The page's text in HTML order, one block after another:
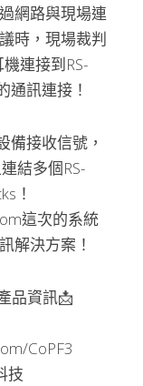
網路與現場連
時，現場裁判
連接到RS-
通訊連接！
備接收信號，
結多個RS-
！
這次的系統
解決方案！
品資訊📩
CoPF3
技